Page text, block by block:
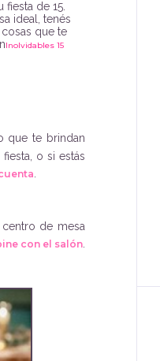
de 15.
ideal, tenés
que te
Inolvidables 15
que te brindan
o si estás
de mesa
con el salón